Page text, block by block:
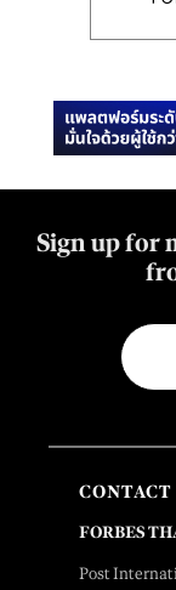
Sign up for
CONTACT
FORBES
Post